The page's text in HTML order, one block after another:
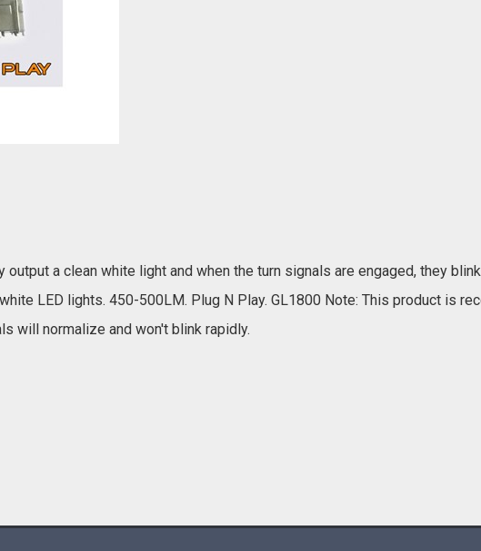
output a clean white light and when the turn signals are engaged, they
LED lights. 450-500LM. Plug N Play. GL1800 Note: This product is
will normalize and won't blink rapidly.